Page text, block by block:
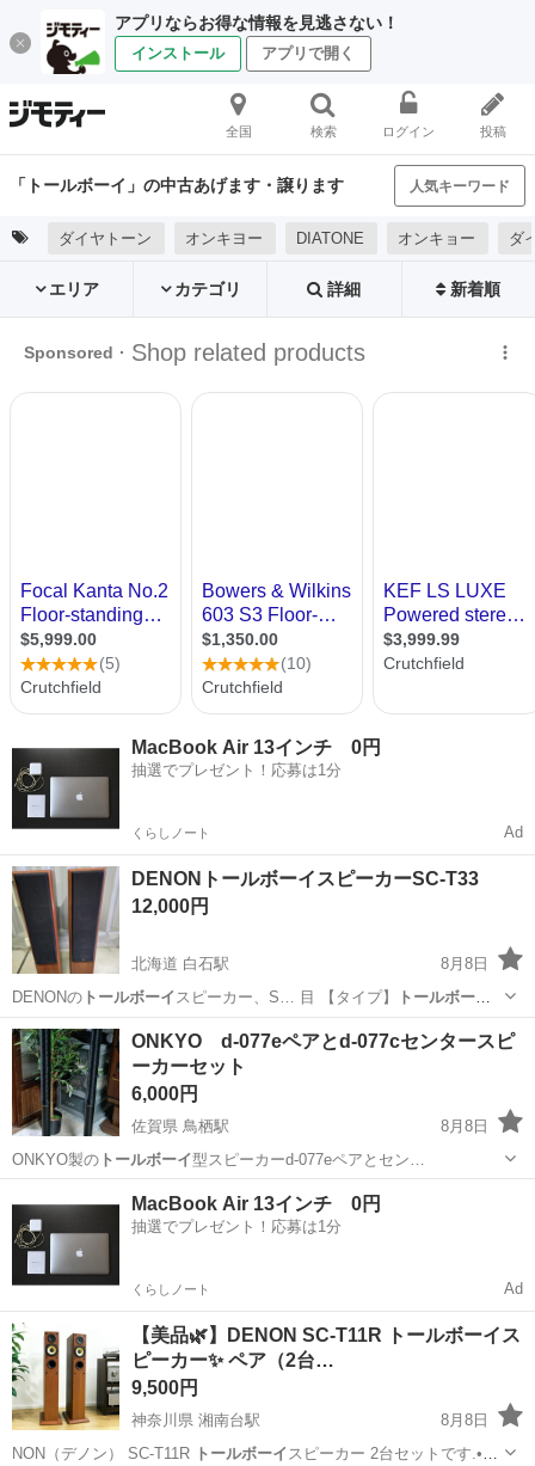
アプリならお得な情報を見逃さない！
インストール アプリで開く
全国 検索 ログイン 投稿
「トールボーイ」の中古あげます・譲ります 人気キーワード
ダイヤトーン オンキヨー DIATONE オンキョー ダ
エリア カテゴリ 詳細 新着順
MacBook Air 13インチ 0円
抽選でプレゼント！応募は1分
くらしノート Ad
DENONトールボーイスピーカーSC-T33
12,000円
北海道 白石駅
8月8日
DENONのトールボーイ スピーカー、S… 目 【タイプ】
トールボーイ
型3ウェイ4ス…
北海道 札幌市
ONKYO d-077eペアとd-077cセンタースピ
ーカーセット
6,000円
佐賀県 鳥栖駅
8月8日
ONKYO製のトールボーイ型スピーカーd-077eペアとセン…
オーディオ
MacBook Air 13インチ 0円
抽選でプレゼント！応募は1分
くらしノート Ad
【美品🌿‬】DENON SC-T11R トールボーイス
ピーカー✨️ ペア（2台…
9,500円
神奈川県 湘南台駅
8月8日
NON（デノン） SC-T11R トールボーイ スピーカー 2台セットです.•♬